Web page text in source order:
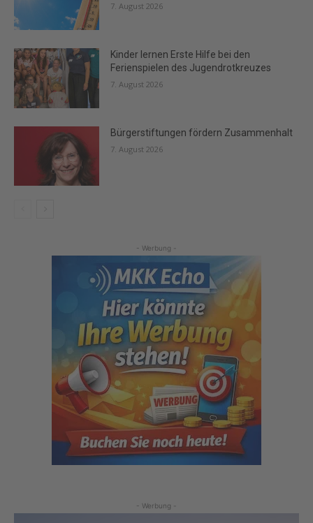
7. August 2026
Kinder lernen Erste Hilfe bei den
Ferienspielen des Jugendrotkreuzes
7. August 2026
Bürgerstiftungen fördern Zusammenhalt
7. August 2026
- Werbung -
- Werbung -